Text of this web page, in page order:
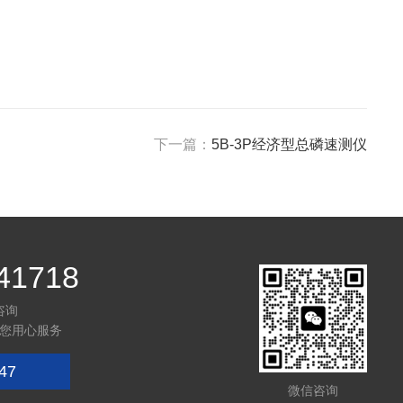
下一篇： 5B-3P经济型总磷速测仪
询
用心服务
微信咨询